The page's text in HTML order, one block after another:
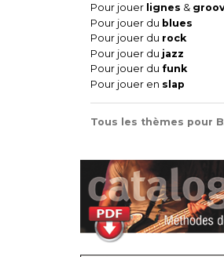
Pour jouer lignes &
Pour jouer du blues
Pour jouer du rock
Pour jouer du jazz
Pour jouer du funk
Pour jouer en slap
Tous les thèmes pour